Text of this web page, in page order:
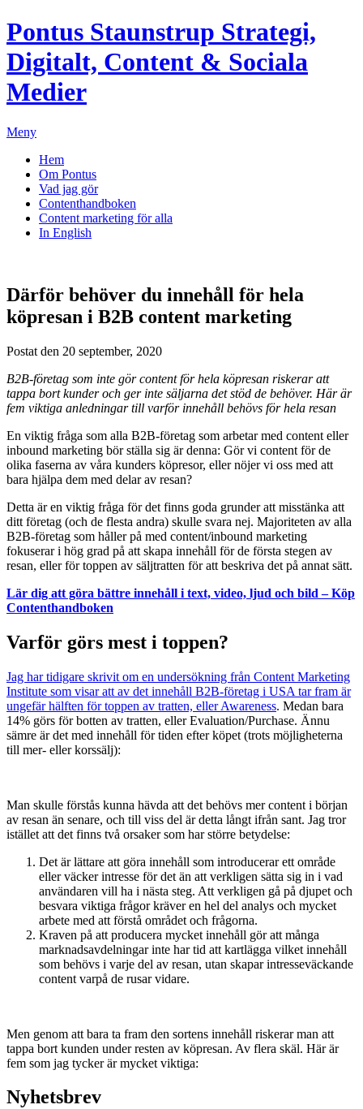
Pontus Staunstrup Strategi,
Digitalt, Content & Sociala
Medier
Meny
Hem
Om Pontus
Vad jag gör
Contenthandboken
Content marketing för alla
In English
Därför behöver du innehåll för hela
köpresan i B2B content marketing
Postat den 20 september, 2020
B2B-företag som inte gör content för hela köpresan riskerar att
tappa bort kunder och ger inte säljarna det stöd de behöver. Här är
fem viktiga anledningar till varför innehåll behövs för hela resan
En viktig fråga som alla B2B-företag som arbetar med content eller
inbound marketing bör ställa sig är denna: Gör vi content för de
olika faserna av våra kunders köpresor, eller nöjer vi oss med att
bara hjälpa dem med delar av resan?
Detta är en viktig fråga för det finns goda grunder att misstänka att
ditt företag (och de flesta andra) skulle svara nej. Majoriteten av alla
B2B-företag som håller på med content/inbound marketing
fokuserar i hög grad på att skapa innehåll för de första stegen av
resan, eller för toppen av säljtratten för att beskriva det på annat sätt.
Lär dig att göra bättre innehåll i text, video, ljud och bild – Köp
Contenthandboken
Varför görs mest i toppen?
Jag har tidigare skrivit om en undersökning från Content Marketing
Institute som visar att av det innehåll B2B-företag i USA tar fram är
ungefär hälften för toppen av tratten, eller Awareness. Medan bara
14% görs för botten av tratten, eller Evaluation/Purchase. Ännu
sämre är det med innehåll för tiden efter köpet (trots möjligheterna
till mer- eller korssälj):
Man skulle förstås kunna hävda att det behövs mer content i början
av resan än senare, och till viss del är detta långt ifrån sant. Jag tror
istället att det finns två orsaker som har större betydelse:
Det är lättare att göra innehåll som introducerar ett område
eller väcker intresse för det än att verkligen sätta sig in i vad
användaren vill ha i nästa steg. Att verkligen gå på djupet och
besvara viktiga frågor kräver en hel del analys och mycket
arbete med att förstå området och frågorna.
Kraven på att producera mycket innehåll gör att många
marknadsavdelningar inte har tid att kartlägga vilket innehåll
som behövs i varje del av resan, utan skapar intresseväckande
content varpå de rusar vidare.
Men genom att bara ta fram den sortens innehåll riskerar man att
tappa bort kunden under resten av köpresan. Av flera skäl. Här är
fem som jag tycker är mycket viktiga:
Nyhetsbrev